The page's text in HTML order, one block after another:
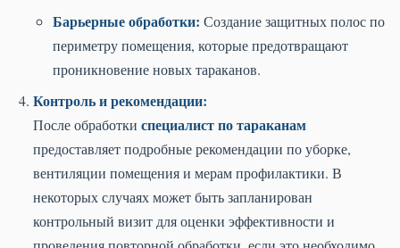
Барьерные обработки: Создание защитных полос по
периметру помещения, которые предотвращают
проникновение новых тараканов.
Контроль и рекомендации:
После обработки специалист по тараканам
предоставляет подробные рекомендации по уборке,
вентиляции помещения и мерам профилактики. В
некоторых случаях может быть запланирован
контрольный визит для оценки эффективности и